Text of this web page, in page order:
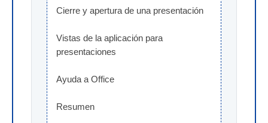
Cierre y apertura de una presentación
Vistas de la aplicación para
presentaciones
Ayuda a Office
Resumen